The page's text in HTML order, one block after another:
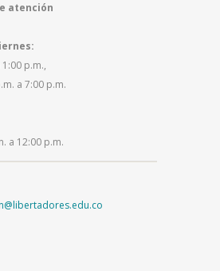
atención
p.m.,
a 7:00 p.m.
a 12:00 p.m.